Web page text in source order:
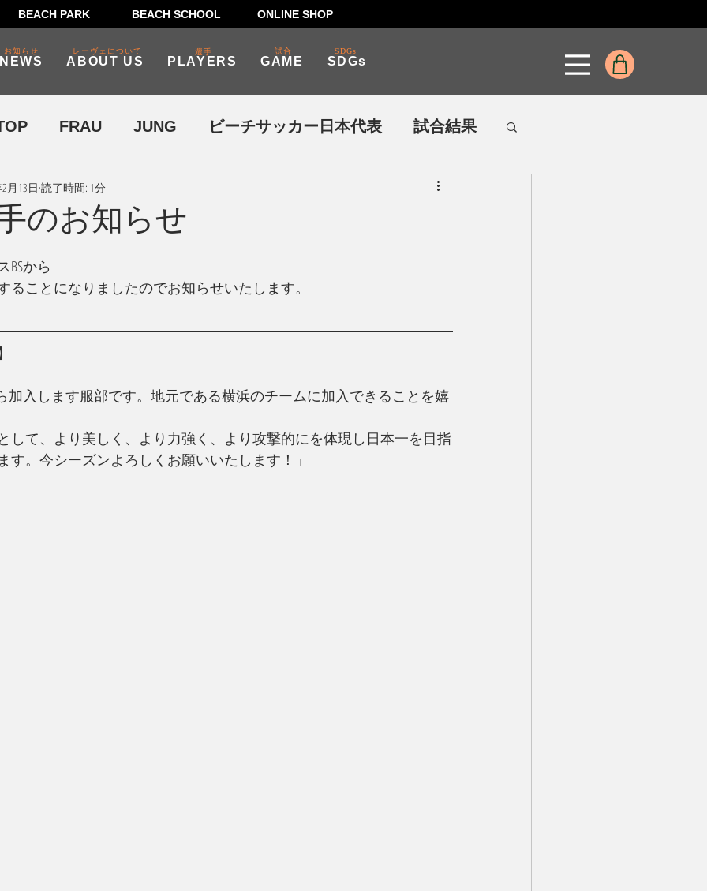
BEACH PARK BEACH SCHOOL ONLINE SHOP
NEWS ABOUT US PLAYERS GAME SDGs
お知らせ レーヴェについて 試合
選手 SDGs
FRAU JUNG ビーチサッカー日本代表 試合結果
・ビーチクリーン
のお知らせ
月13日 読了時間: 1分
から
ることになりましたのでお知らせいたします。
加入します服部です。地元である横浜のチームに加入できることを嬉
して、より美しく、より力強く、より攻撃的にを体現し日本一を目指
す。今シーズンよろしくお願いいたします！」